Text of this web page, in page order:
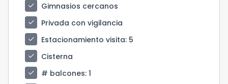
check
Gimnasios cercanos
check
Privada con vigilancia
check
Estacionamiento visita: 5
check
Cisterna
check
# balcones: 1